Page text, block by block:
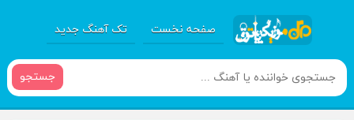
صفحه نخست تک آهنگ جدید
جستجو